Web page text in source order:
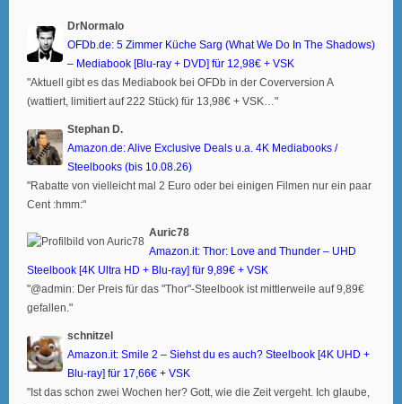
DrNormalo
OFDb.de: 5 Zimmer Küche Sarg (What We Do In The Shadows)
– Mediabook [Blu-ray + DVD] für 12,98€ + VSK
"Aktuell gibt es das Mediabook bei OFDb in der Coverversion A
(wattiert, limitiert auf 222 Stück) für 13,98€ + VSK…"
Stephan D.
Amazon.de: Alive Exclusive Deals u.a. 4K Mediabooks /
Steelbooks (bis 10.08.26)
"Rabatte von vielleicht mal 2 Euro oder bei einigen Filmen nur ein paar
Cent :hmm:"
Auric78
Amazon.it: Thor: Love and Thunder – UHD
Steelbook [4K Ultra HD + Blu-ray] für 9,89€ + VSK
"@admin: Der Preis für das "Thor"-Steelbook ist mittlerweile auf 9,89€
gefallen."
schnitzel
Amazon.it: Smile 2 – Siehst du es auch? Steelbook [4K UHD +
Blu-ray] für 17,66€ + VSK
"Ist das schon zwei Wochen her? Gott, wie die Zeit vergeht. Ich glaube,